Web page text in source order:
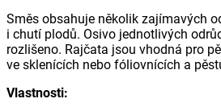
Směs obsahuje několik zajímavých
i chutí plodů. Osivo jednotlivých
rozlišeno. Rajčata jsou vhodná pro
ve sklenících nebo fóliovnících a
Vlastnosti: